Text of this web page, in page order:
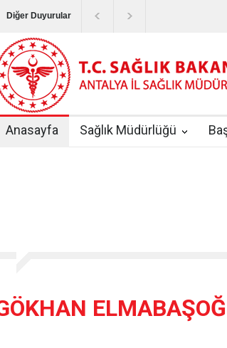
Diğer Duyurular
Bayram Tatilinde Sağlık Hizmetlerinin Sunumu
Terapötik Aferez Merkezleri ve Üniteleri Hakkında
Yoğun Bakım Servislerinde Hasta Ziyareti
Anasayfa Sağlık Müdürlüğü